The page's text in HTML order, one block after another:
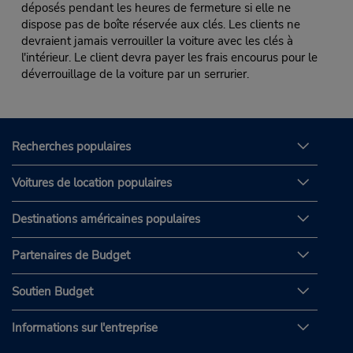
déposés pendant les heures de fermeture si elle ne
dispose pas de boîte réservée aux clés. Les clients ne
devraient jamais verrouiller la voiture avec les clés à
l'intérieur. Le client devra payer les frais encourus pour le
déverrouillage de la voiture par un serrurier.
Recherches populaires
Voitures de location populaires
Destinations américaines populaires
Partenaires de Budget
Soutien Budget
Informations sur l'entreprise